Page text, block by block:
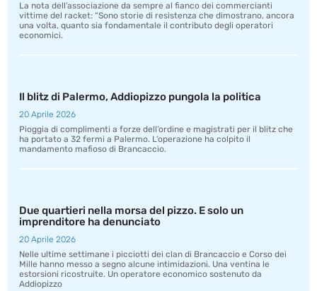
La nota dell’associazione da sempre al fianco dei commercianti
vittime del racket: “Sono storie di resistenza che dimostrano, ancora
una volta, quanto sia fondamentale il contributo degli operatori
economici.
Il blitz di Palermo, Addiopizzo pungola la politica
20 Aprile 2026
Pioggia di complimenti a forze dell’ordine e magistrati per il blitz che
ha portato a 32 fermi a Palermo. L’operazione ha colpito il
mandamento mafioso di Brancaccio.
Due quartieri nella morsa del pizzo. E solo un
imprenditore ha denunciato
20 Aprile 2026
Nelle ultime settimane i picciotti dei clan di Brancaccio e Corso dei
Mille hanno messo a segno alcune intimidazioni. Una ventina le
estorsioni ricostruite. Un operatore economico sostenuto da
Addiopizzo